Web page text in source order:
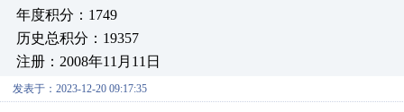
年度积分：1749
历史总积分：19357
注册：2008年11月11日
发表于：2023-12-20 09:17:35